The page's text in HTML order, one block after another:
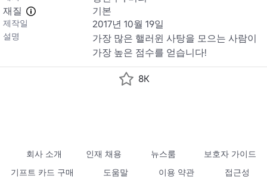
재질
기본
제작일 2017년 10월 19일
설명
가장 많은 핼러윈 사탕을 모으는 사람이
가장 높은 점수를 얻습니다!
8K
회사 소개 인재 채용 뉴스룸
보호자 가이드
기프트 카드 구매
도움말 이용 약관 접근성